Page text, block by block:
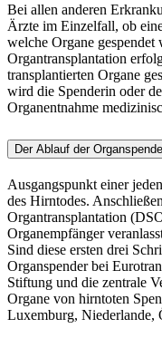
Bei allen anderen
Ärzte im Einzelfall, ob
welche Organe
Organtransplantation
transplantierten Organe
wird die Spenderin oder
Organentnahme
Der Ablauf der Organspende
Ausgangspunkt einer
des Hirntodes.
Organtransplantation
Organempfänger
Sind diese ersten drei
Organspender bei
Stiftung und die zentrale
Organe von hirntoten
Luxemburg, Niederlande,